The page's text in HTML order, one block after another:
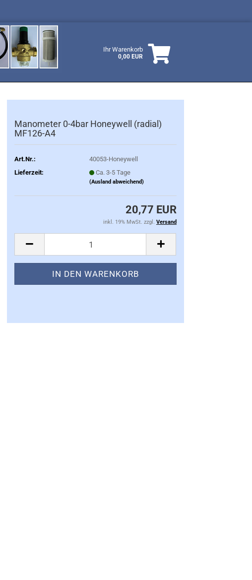
Ihr Warenkorb
0,00 EUR
Manometer 0-4bar Honeywell (radial)
MF126-A4
Art.Nr.:
40053-Honeywell
Lieferzeit:
Ca. 3-5 Tage
(Ausland abweichend)
20,77 EUR
inkl. 19% MwSt. zzgl. Versand